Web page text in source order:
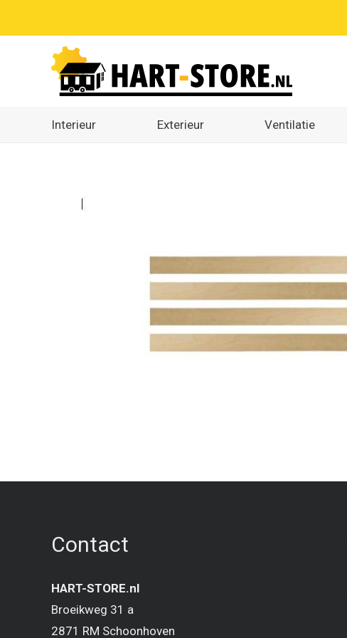
Interieur Exterieur Ventilatie
Contact
HART-STORE.nl
Broeikweg 31 a
2871 RM Schoonhoven